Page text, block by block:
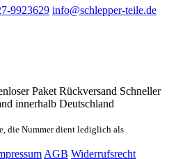
9923629 info@schlepper-teile.de
Paket Rückversand Schneller
innerhalb Deutschland
die Nummer dient lediglich als
AGB Widerrufsrecht